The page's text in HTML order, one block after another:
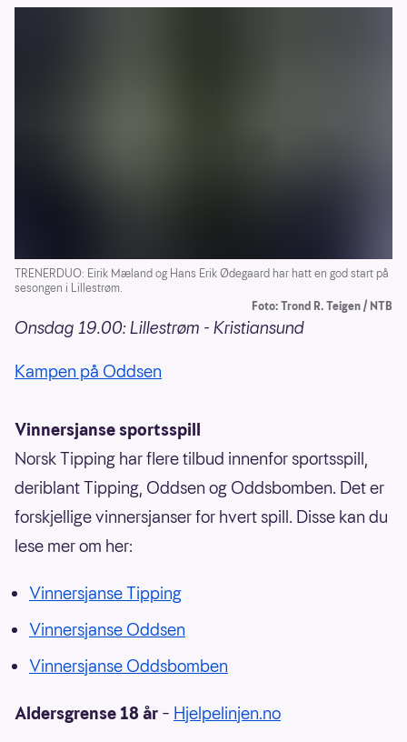
TRENERDUO: Eirik Mæland og Hans Erik Ødegaard har hatt en god start på
sesongen i Lillestrøm.
Foto: Trond R. Teigen / NTB
Onsdag 19.00: Lillestrøm - Kristiansund
Kampen på Oddsen
Vinnersjanse sportsspill
Norsk Tipping har flere tilbud innenfor sportsspill,
deriblant Tipping, Oddsen og Oddsbomben. Det er
forskjellige vinnersjanser for hvert spill. Disse kan du
lese mer om her:
Vinnersjanse Tipping
Vinnersjanse Oddsen
Vinnersjanse Oddsbomben
Aldersgrense 18 år – Hjelpelinjen.no